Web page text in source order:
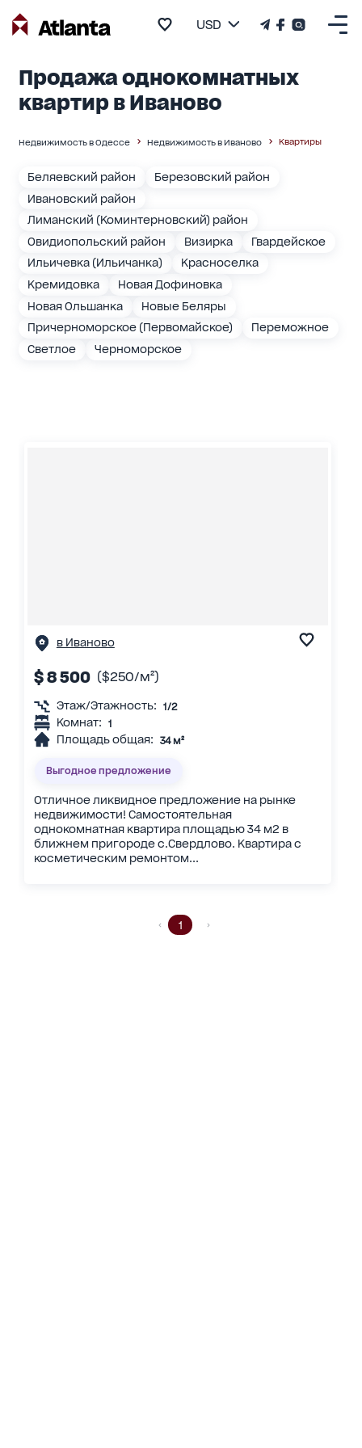
USD
Продажа однокомнатных
квартир в Иваново
Недвижимость в Одессе Недвижимость в Иваново Квартиры
Беляевский район
Березовский район
Ивановский район
Лиманский (Коминтерновский) район
Овидиопольский район
Визирка
Гвардейское
Ильичевка (Ильичанка)
Красноселка
Кремидовка
Новая Дофиновка
Новая Ольшанка
Новые Беляры
Причерноморское (Первомайское)
Переможное
Светлое
Черноморское
в Иваново
$ 8 500 ($250/м²)
Этаж/Этажность: 1/2
Комнат: 1
Площадь общая: 34 м²
Выгодное предложение
Отличное ликвидное предложение на рынке
недвижимости! Самостоятельная
однокомнатная квартира площадью 34 м2 в
ближнем пригороде с.Свердлово. Квартира с
косметическим ремонтом...
1